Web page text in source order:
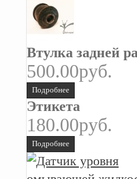
Втулка задней
500.00руб.
Подробнее
Этикета
180.00руб.
Подробнее